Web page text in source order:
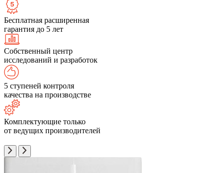
Бесплатная расширенная
гарантия до 5 лет
Собственный центр
исследований и разработок
5 ступеней контроля
качества на производстве
Комплектующие только
от ведущих производителей